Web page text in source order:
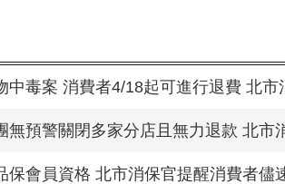
中毒案 消費者4/18起可進行退費 北
無預警關閉多家分店且無力退款 北
保會員資格 北市消保官提醒消費者儘